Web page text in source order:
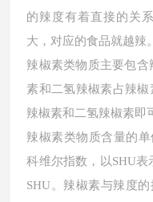
的辣度有着直接的关
大，对应的食品就越辣。
辣椒素类物质主要包
素和二氢辣椒素占辣
辣椒素和二氢辣椒素即
辣椒素类物质含量的单
科维尔指数，以SHU
SHU。辣椒素与辣度